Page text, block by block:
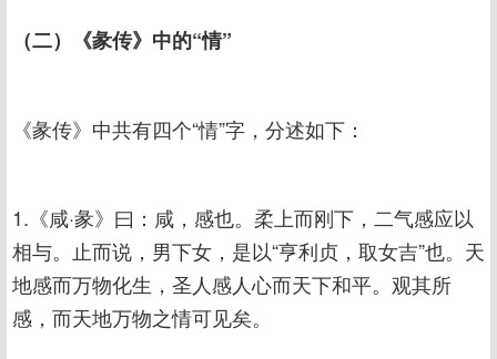
（二）《彖传》中的“情”
《彖传》中共有四个“情”字，分述如下：
1.《咸·彖》曰：咸，感也。柔上而刚下，二气感应以
相与。止而说，男下女，是以“亨利贞，取女吉”也。天
地感而万物化生，圣人感人心而天下和平。观其所
感，而天地万物之情可见矣。